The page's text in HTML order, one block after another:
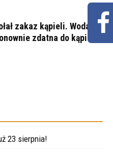
zakaz kąpieli. Woda w
zdatna do kąpieli
23 sierpnia!